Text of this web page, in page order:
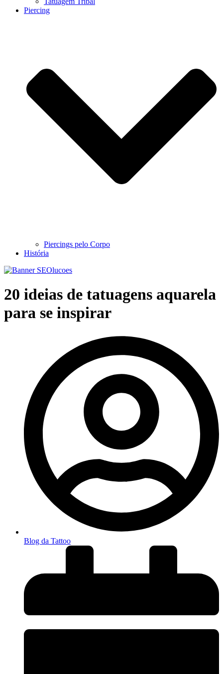
Piercing
Piercings pelo Corpo
História
20 ideias de tatuagens aquarela
para se inspirar
Blog da Tattoo